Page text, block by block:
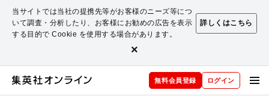
当サイトでは当社の提携先等がお客様のニーズ等につ
いて調査・分析したり、お客様にお勧めの広告を表示
する目的で Cookie を使用する場合があります。
詳しくはこちら
×
無料会員登録 ログイン